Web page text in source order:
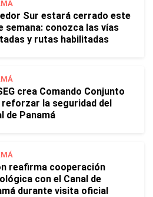
Sur estará cerrado este
semana: conozca las vías
y rutas habilitadas
crea Comando Conjunto
reforzar la seguridad del
de Panamá
reafirma cooperación
con el Canal de
durante visita oficial